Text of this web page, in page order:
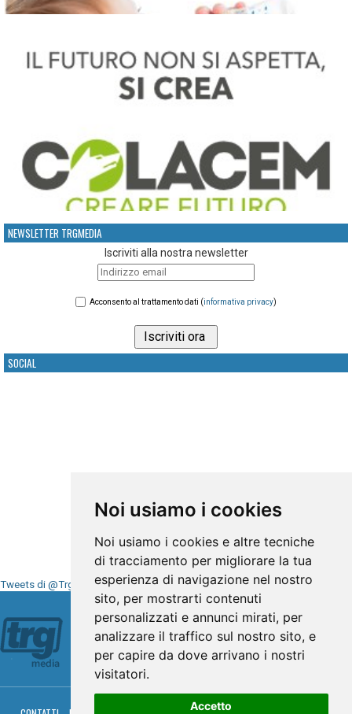
Noi usiamo i cookies
Noi usiamo i cookies e altre tecniche
di tracciamento per migliorare la tua
esperienza di navigazione nel nostro
sito, per mostrarti contenuti
personalizzati e annunci mirati, per
analizzare il traffico sul nostro sito, e
per capire da dove arrivano i nostri
visitatori.
Accetto
NEWSLETTER TRGMEDIA
Iscriviti alla nostra newsletter
Acconsento al trattamento dati (informativa privacy)
SOCIAL
Tweets di @TrgMedia
Seguici su